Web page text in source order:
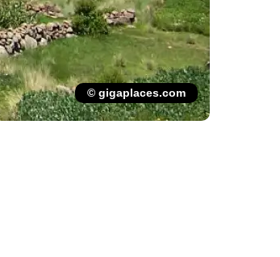
© gigaplaces.com